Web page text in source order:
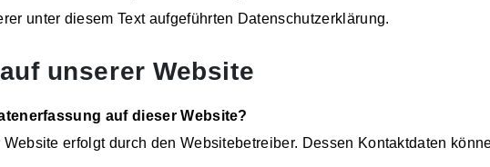
unter diesem Text aufgeführten Datenschutzerklärung.
unserer Website
auf dieser Website?
erfolgt durch den Websitebetreiber. Dessen Kontaktdaten